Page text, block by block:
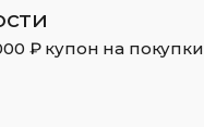
₽ купон на покупки